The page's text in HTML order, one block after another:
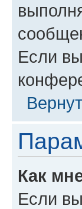
Если
Как
Если